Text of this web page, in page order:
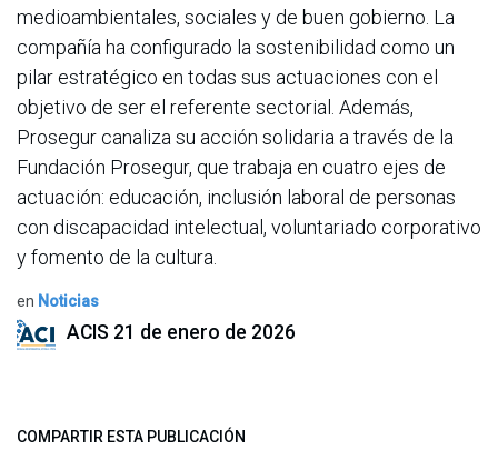
medioambientales, sociales y de buen gobierno. La
compañía ha configurado la sostenibilidad como un
pilar estratégico en todas sus actuaciones con el
objetivo de ser el referente sectorial. Además,
Prosegur canaliza su acción solidaria a través de la
Fundación Prosegur, que trabaja en cuatro ejes de
actuación: educación, inclusión laboral de personas
con discapacidad intelectual, voluntariado corporativo
y fomento de la cultura.
en Noticias
ACIS 21 de enero de 2026
COMPARTIR ESTA PUBLICACIÓN